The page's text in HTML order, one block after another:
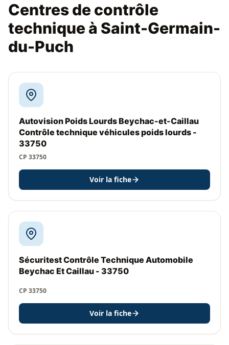
Centres de contrôle
technique à Saint-Germain-
du-Puch
Autovision Poids Lourds Beychac-et-Caillau
Contrôle technique véhicules poids lourds -
33750
CP 33750
Voir la fiche
Sécuritest Contrôle Technique Automobile
Beychac Et Caillau - 33750
CP 33750
Voir la fiche